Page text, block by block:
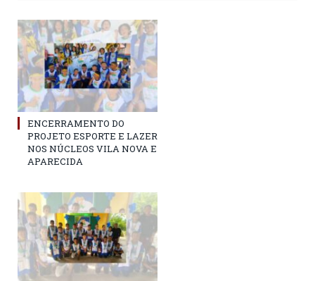
ENCERRAMENTO DO
PROJETO ESPORTE E LAZER
NOS NÚCLEOS VILA NOVA E
APARECIDA